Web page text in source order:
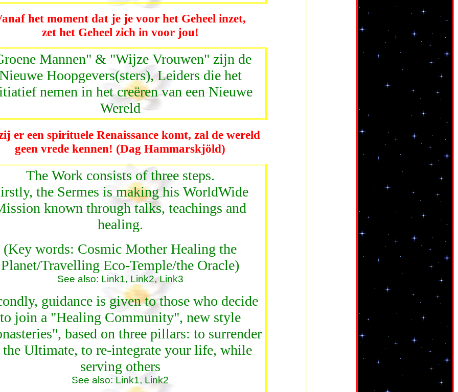
het moment dat je je voor het Geheel inzet,
zet het Geheel zich in voor jou!
Mannen" & "Wijze Vrouwen" zijn de
Hoopgevers(sters), Leiders die het
nemen in het creëren van een Nieuwe
Wereld
er een spirituele Renaissance komt, zal de wereld
geen vrede kennen! (Dag Hammarskjöld)
The Work consists of three steps.
the Sermes is making his WorldWide
known through talks, teachings and
healing.
(Key words: Cosmic Mother Healing the
Planet/Travelling Eco-Temple/the Oracle)
See also: Link1, Link2,Link3
guidance is given to those who decide
to join a "Healing Community", new style
based on three pillars: to surrender
Ultimate, to re-integrate your life, while
serving others
See also: Link1, Link2